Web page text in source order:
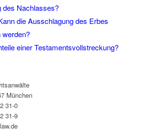
des Nachlasses?
die Ausschlagung des Erbes
einer Testamentsvollstreckung?
München
31-0
31-9